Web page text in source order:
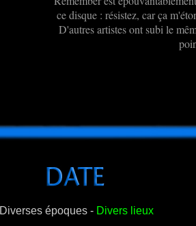
ce disque : résistez, car ça
D'autres artistes ont subi le
Diverses époques - Divers lieux